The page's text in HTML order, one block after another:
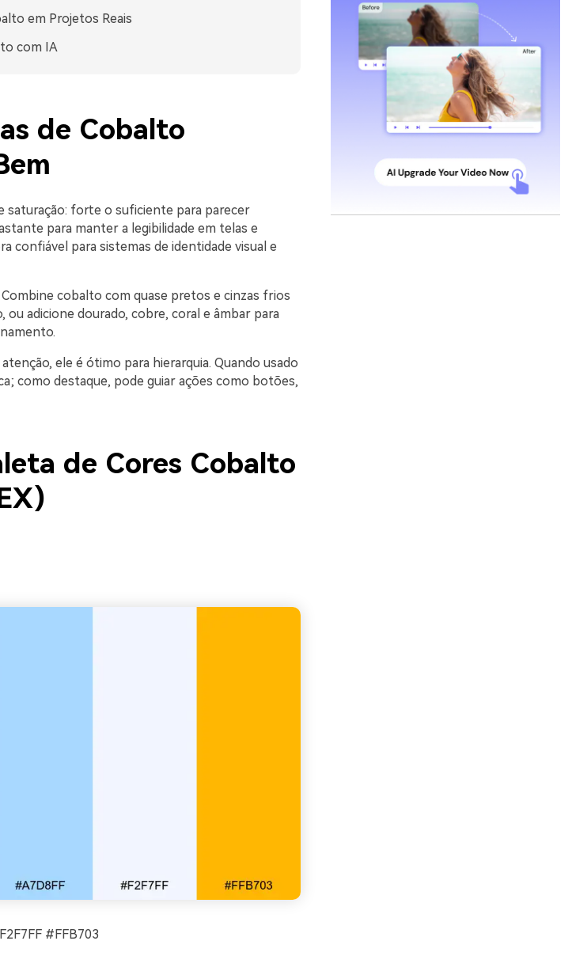
em Projetos Reais
com IA
de Cobalto
saturação: forte o suficiente para parecer
para manter a legibilidade em telas e
confiável para sistemas de identidade visual e
cobalto com quase pretos e cinzas frios
adicione dourado, cobre, coral e âmbar para
ele é ótimo para hierarquia. Quando usado
como destaque, pode guiar ações como botões,
de Cores Cobalto
#FFB703